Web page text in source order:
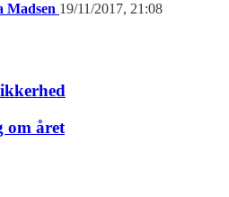
Madsen 19/11/2017, 21:08
om året